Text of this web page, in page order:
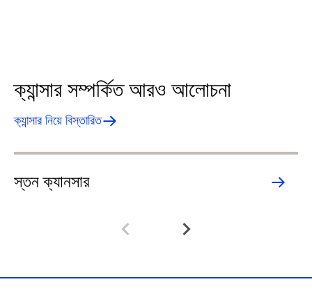
ক্যান্সার সম্পর্কিত আরও আলোচনা
ক্যান্সার নিয়ে বিস্তারিত
স্তন ক্যানসার